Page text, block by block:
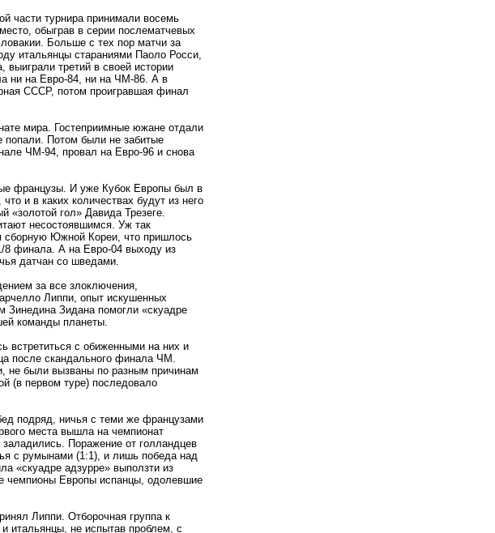
части турнира принимали восемь
обыграв в серии послематчевых
Больше с тех пор матчи за
итальянцы стараниями Паоло Росси,
третий в своей истории
ни на Евро-84, ни на ЧМ-86. А в
СССР, потом проигравшая финал
мира. Гостеприимные южане отдали
попали. Потом были не забитые
ЧМ-94, провал на Евро-96 и снова
французы. И уже Кубок Европы был в
и в каких количествах будут из него
«золотой гол» Давида Трезеге.
несостоявшимся. Уж так
сборную Южной Кореи, что пришлось
8 финала. А на Евро-04 выходу из
датчан со шведами.
за все злоключения,
Липпи, опыт искушенных
Зинедина Зидана помогли «скуадре
команды планеты.
встретиться с обиженными на них и
после скандального финала ЧМ.
не были вызваны по разным причинам
(в первом туре) последовало
подряд, ничья с теми же французами
места вышла на чемпионат
Поражение от голландцев
с румынами (1:1), и лишь победа над
«скуадре адзурре» выползти из
чемпионы Европы испанцы, одолевшие
Липпи. Отборочная группа к
итальянцы, не испытав проблем, с